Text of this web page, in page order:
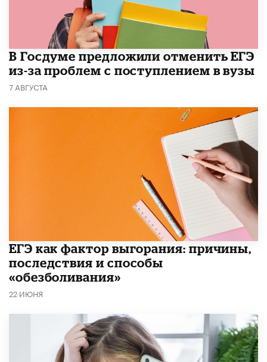
В Госдуме предложили отменить ЕГЭ
из-за проблем с поступлением в вузы
7 АВГУСТА
​ЕГЭ как фактор выгорания: причины,
последствия и способы
«обезболивания»
22 ИЮНЯ